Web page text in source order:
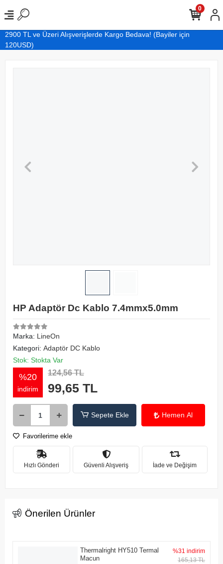
2900 TL ve Üzeri Alışverişlerde Kargo Bedava! (Bayiler için
120USD)
0
HP Adaptör Dc Kablo 7.4mmx5.0mm
Marka: LineOn
Kategori: Adaptör DC Kablo
Stok: Stokta Var
%20
indirim
124,56 TL
99,65 TL
Sepete Ekle Hemen Al
Favorilerime ekle
Hızlı Gönderi Güvenli Alışveriş İade ve Değişim
Önerilen Ürünler
Thermalright HY510 Termal
Macun
%31 indirim
165,13 TL